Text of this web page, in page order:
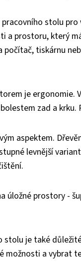
pracovního stolu
a prostoru, který
tiskárnu
je ergonomie.
zad a
aspektem.
levnější
úložné prostory -
stolu je také
možnosti a vybrat